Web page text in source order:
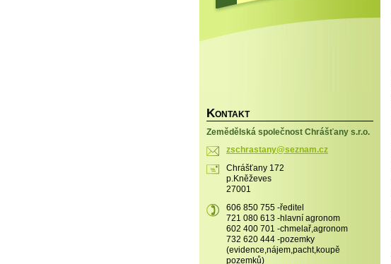
KONTAKT
Zemědělská společnost Chrášťany s.r.o.
zschrastany@seznam.cz
Chrášťany 172
p.Kněževes
27001
606 850 755 -ředitel
721 080 613 -hlavní agronom
602 400 701 -chmelař,agronom
732 620 444 -pozemky
(evidence,nájem,pacht,koupě
pozemků)